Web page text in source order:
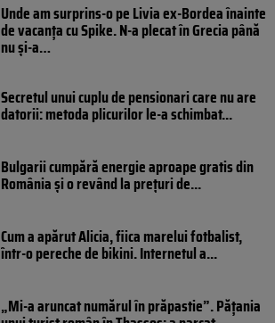
Unde am surprins-o pe Livia ex-Bordea înainte
de vacanța cu Spike. N-a plecat în Grecia până
nu și-a…
Secretul unui cuplu de pensionari care nu are
datorii: metoda plicurilor le-a schimbat...
Bulgarii cumpără energie aproape gratis din
România și o revând la prețuri de...
Cum a apărut Alicia, fiica marelui fotbalist,
într-o pereche de bikini. Internetul a...
„Mi-a aruncat numărul în prăpastie”. Pățania